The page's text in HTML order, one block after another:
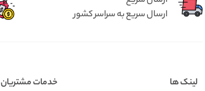
ارسال سریع به سراسر کشور
لینک ها خدمات مشتریان